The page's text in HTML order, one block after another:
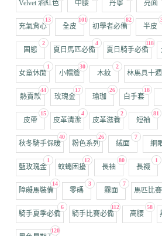
Velvet 酒紅色 中腰 丹寧 亮面
13
充氣背心
101
全皮
82
初學者必備 半皮
2
固態
4
夏日馬匹必備
118
夏日騎手必備
1
女童休閒
30
小帽簷
2
木紋 林馬具十
44
熱賣款
17
玫瑰金
26
瑜珈
18
白手套
15
皮帶
4
皮革清潔
2
皮革滋養
81
短袖
40
秋冬騎手保暖
26
粉色系列
7
絨面 網
1
藍玫瑰金
12
蚊蠅困擾
80
長袖
1
長襪
14
障礙馬裝備
3
零碼
7
霧面 馬匹比
6
騎手夏季必備
112
騎手比賽必備
58
高腰
120